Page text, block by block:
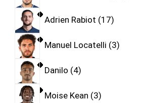
Adrien Rabiot 17
Manuel Locatelli 3
Danilo 4
Moise Kean 3